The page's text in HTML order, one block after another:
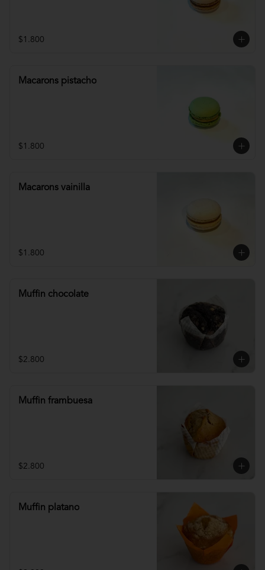
$1.800
Macarons pistacho
$1.800
Macarons vainilla
$1.800
Muffin chocolate
$2.800
Muffin frambuesa
$2.800
Muffin platano